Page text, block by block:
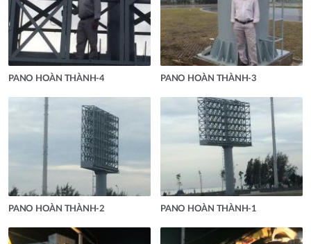
PANO HOÀN THÀNH-4 PANO HOÀN THÀNH-3
PANO HOÀN THÀNH-2 PANO HOÀN THÀNH-1